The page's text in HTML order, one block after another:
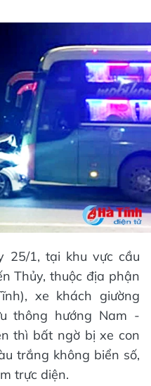
25/1, tại khu vực cầu
Thủy, thuộc địa phận
xe khách giường
thông hướng Nam -
thì bất ngờ bị xe con
trắng không biển số,
trực diện.